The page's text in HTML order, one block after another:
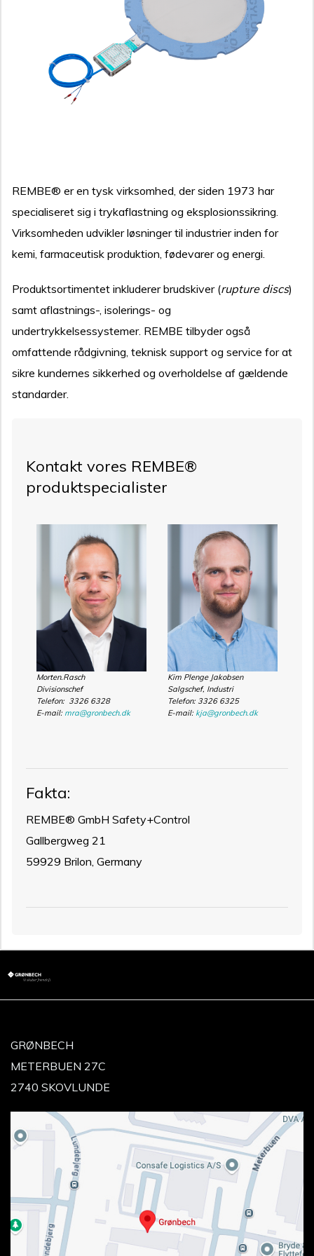
REMBE® er en tysk virksomhed, der siden 1973 har
specialiseret sig i trykaflastning og eksplosionssikring.
Virksomheden udvikler løsninger til industrier inden for
kemi, farmaceutisk produktion, fødevarer og energi.
Produktsortimentet inkluderer brudskiver (rupture discs)
samt aflastnings-, isolerings- og
undertrykkelsessystemer. REMBE tilbyder også
omfattende rådgivning, teknisk support og service for at
sikre kundernes sikkerhed og overholdelse af gældende
standarder.
Kontakt vores REMBE®
produktspecialister
Morten.Rasch
Divisionschef
Telefon: 3326 6328
E-mail: mra@gronbech.dk
Kim Plenge Jakobsen
Salgschef, Industri
Telefon: 3326 6325
E-mail: kja@gronbech.dk
Fakta:
REMBE® GmbH Safety+Control
Gallbergweg 21
59929 Brilon, Germany
GRØNBECH
METERBUEN 27C
2740 SKOVLUNDE